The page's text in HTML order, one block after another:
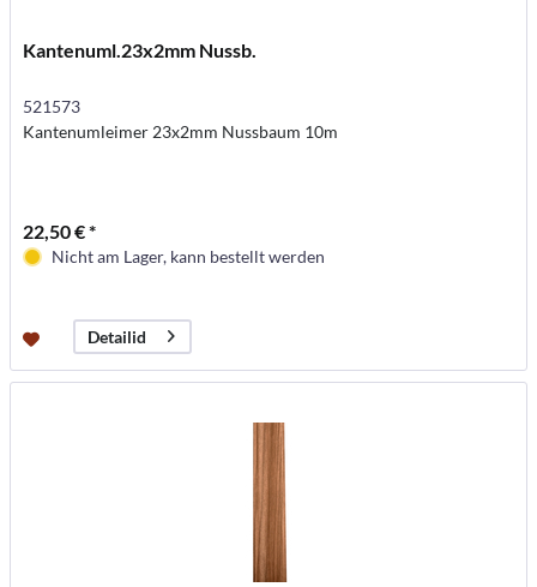
Kantenuml.23x2mm Nussb.
521573
Kantenumleimer 23x2mm Nussbaum 10m
22,50 € *
Nicht am Lager, kann bestellt werden
Detailid